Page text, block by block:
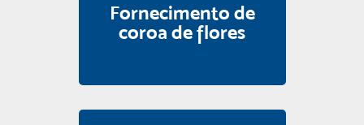
Fornecimento de
coroa de flores